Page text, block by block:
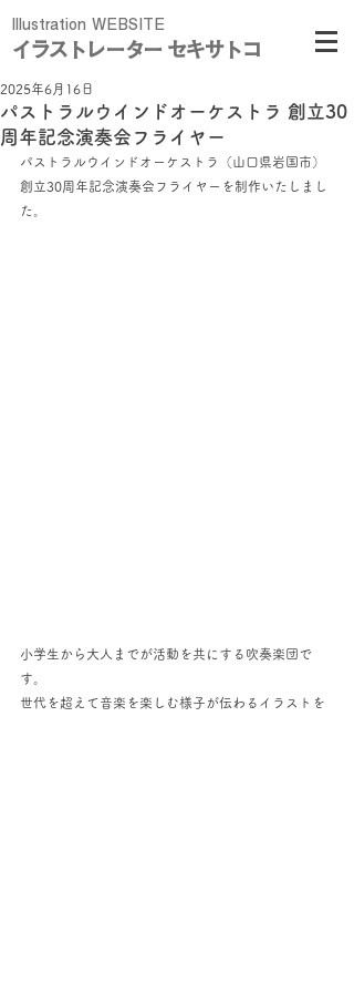
イラストレーター セキサトコ
Illustration WEBSITE
パストラルウインドオーケストラ 創立30
周年記念演奏会フライヤー
2025年6月16日
パストラルウインドオーケストラ（山口県岩国市）
創立30周年記念演奏会フライヤーを制作いたしまし
た。
小学生から大人までが活動を共にする吹奏楽団で
す。
世代を超えて音楽を楽しむ様子が伝わるイラストを